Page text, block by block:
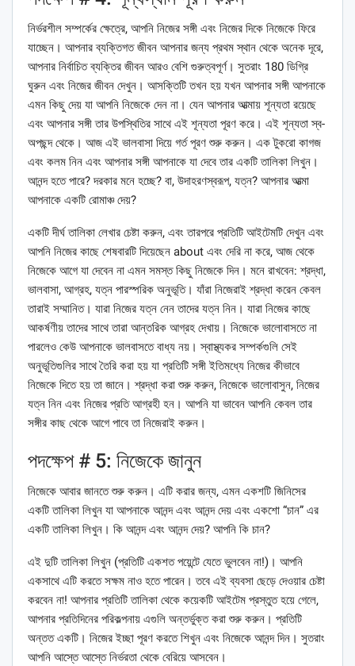
নির্ভরশীল সম্পর্কের ক্ষেত্রে, আপনি নিজের সঙ্গী এবং নিজের দিকে নিজেকে ফিরে
যাচ্ছেন। আপনার ব্যক্তিগত জীবন আপনার জন্য প্রথম স্থান থেকে অনেক দূরে,
আপনার নির্বাচিত ব্যক্তির জীবন আরও বেশি গুরুত্বপূর্ণ। সুতরাং 180 ডিগ্রি
ঘুরুন এবং নিজের জীবন দেখুন। আসক্তিটি তখন হয় যখন আপনার সঙ্গী আপনাকে
এমন কিছু দেয় যা আপনি নিজেকে দেন না। যেন আপনার আত্মায় শূন্যতা রয়েছে
এবং আপনার সঙ্গী তার উপস্থিতির সাথে এই শূন্যতা পূরণ করে। এই শূন্যতা স্ব-
অপছন্দ থেকে। আজ এই ভালবাসা দিয়ে গর্ত পূরণ শুরু করুন। এক টুকরো কাগজ
এবং কলম নিন এবং আপনার সঙ্গী আপনাকে যা দেবে তার একটি তালিকা লিখুন।
আনন্দ হতে পারে? দরকার মনে হচ্ছে? বা, উদাহরণস্বরূপ, যত্ন? আপনার আত্মা
আপনাকে একটি রোমাঞ্চ দেয়?
একটি দীর্ঘ তালিকা লেখার চেষ্টা করুন, এবং তারপরে প্রতিটি আইটেমটি দেখুন এবং
আপনি নিজের কাছে শেষবারটি দিয়েছেন about এবং দেরি না করে, আজ থেকে
নিজেকে আগে যা দেবেন না এমন সমস্ত কিছু নিজেকে দিন। মনে রাখবেন: শ্রদ্ধা,
ভালবাসা, আগ্রহ, যত্ন পারস্পরিক অনুভূতি। যাঁরা নিজেরাই শ্রদ্ধা করেন কেবল
তারাই সম্মানিত। যারা নিজের যত্ন নেন তাদের যত্ন নিন। যারা নিজের কাছে
আকর্ষণীয় তাদের সাথে তারা আন্তরিক আগ্রহ দেখায়। নিজেকে ভালোবাসতে না
পারলেও কেউ আপনাকে ভালবাসতে বাধ্য নয়। স্বাস্থ্যকর সম্পর্কগুলি সেই
অনুভূতিগুলির সাথে তৈরি করা হয় যা প্রতিটি সঙ্গী ইতিমধ্যে নিজের কীভাবে
নিজেকে দিতে হয় তা জানে। শ্রদ্ধা করা শুরু করুন, নিজেকে ভালোবাসুন, নিজের
যত্ন নিন এবং নিজের প্রতি আগ্রহী হন। আপনি যা ভাবেন আপনি কেবল তার
সঙ্গীর কাছ থেকে আগে পাবে তা নিজেরাই করুন।
পদক্ষেপ # 5: নিজেকে জানুন
নিজেকে আবার জানতে শুরু করুন। এটি করার জন্য, এমন একশটি জিনিসের
একটি তালিকা লিখুন যা আপনাকে আনন্দ এবং আনন্দ দেয় এবং একশো “চান” এর
একটি তালিকা লিখুন। কি আনন্দ এবং আনন্দ দেয়? আপনি কি চান?
এই দুটি তালিকা লিখুন (প্রতিটি একশত পয়েন্টে যেতে ভুলবেন না!)। আপনি
একসাথে এটি করতে সক্ষম নাও হতে পারেন। তবে এই ব্যবসা ছেড়ে দেওয়ার চেষ্টা
করবেন না! আপনার প্রতিটি তালিকা থেকে কয়েকটি আইটেম প্রস্তুত হয়ে গেলে,
আপনার প্রতিদিনের পরিকল্পনায় এগুলি অন্তর্ভুক্ত করা শুরু করুন। প্রতিটি
অন্তত একটি। নিজের ইচ্ছা পূরণ করতে শিখুন এবং নিজেকে আনন্দ দিন। সুতরাং
আপনি আস্তে আস্তে নির্ভরতা থেকে বেরিয়ে আসবেন।